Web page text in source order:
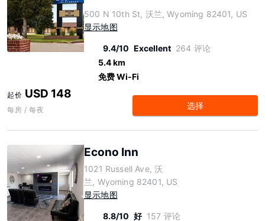
500 N 10th St, 沃兰, Wyoming 82401, US
显示地图
9.4/10 Excellent 264 评论
5.4 km
免费 Wi-Fi
起价 USD 148
每房 / 每夜 选择
Econo Inn
1021 Russell Ave, 沃
兰, Wyoming 82401, US
显示地图
8.8/10 好 157 评论